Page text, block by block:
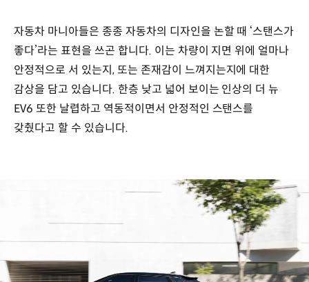
자동차 마니아들은 종종 자동차의 디자인을 논할 때 ‘스탠스가
좋다’라는 표현을 쓰곤 합니다. 이는 차량이 지면 위에 얼마나
안정적으로 서 있는지, 또는 존재감이 느껴지는지에 대한
감상을 담고 있습니다. 한층 낮고 넓어 보이는 인상의 더 뉴
EV6 또한 날렵하고 역동적이면서 안정적인 스탠스를
갖췄다고 할 수 있습니다.